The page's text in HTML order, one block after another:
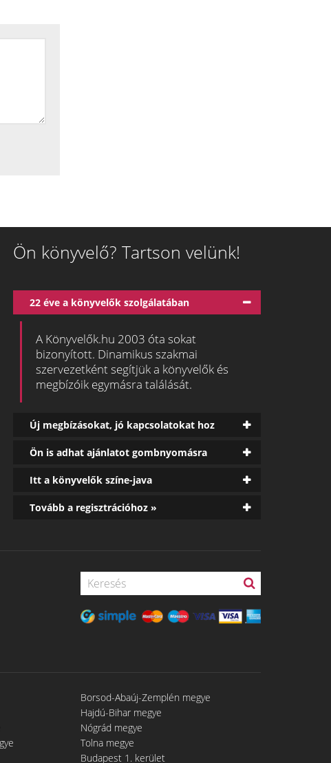
Ön könyvelő? Tartson velünk!
22 éve a könyvelők szolgálatában
A Könyvelők.hu 2003 óta sokat
bizonyított. Dinamikus szakmai
szervezetként segítjük a könyvelők és
megbízóik egymásra találását.
Új megbízásokat, jó kapcsolatokat hoz
Ön is adhat ajánlatot gombnyomásra
Itt a könyvelők színe-java
Tovább a regisztrációhoz »
Borsod-Abaúj-Zemplén megye
Hajdú-Bihar megye
Nógrád megye
Tolna megye
Budapest 1. kerület